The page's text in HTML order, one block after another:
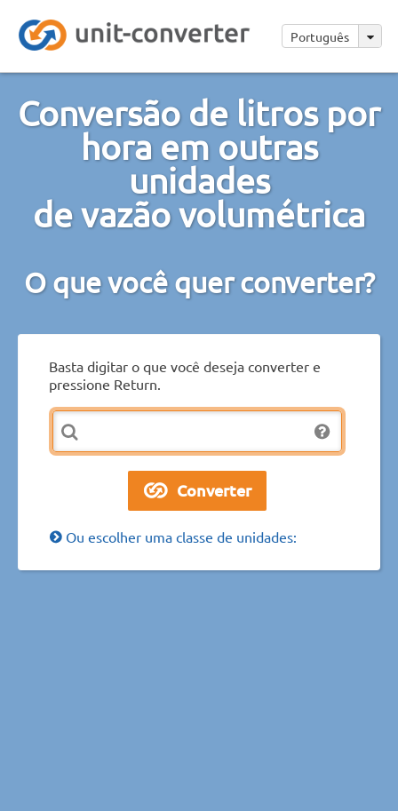
Português
Conversão de litros por
hora em outras
unidades
de vazão volumétrica
O que você quer converter?
Basta digitar o que você deseja converter e
pressione Return.
Ou escolher uma classe de unidades: